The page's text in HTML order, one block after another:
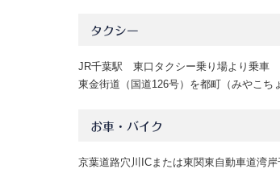
タクシー
JR千葉駅 東口タクシー乗り場より乗車
東金街道（国道126号）を都町（みやこち
お車・バイク
京葉道路穴川ICまたは東関東自動車道湾